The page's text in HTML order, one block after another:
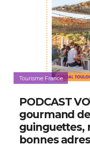
Tourisme France
PODCAST
gourmand
guinguettes,
bonnes